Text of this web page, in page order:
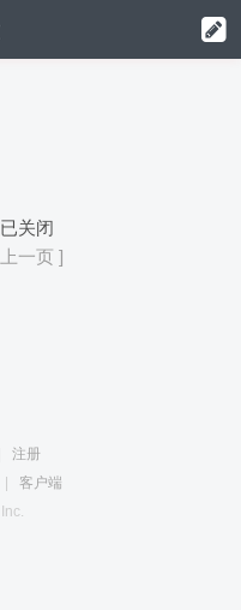
关闭
一页 ]
注册
客户端